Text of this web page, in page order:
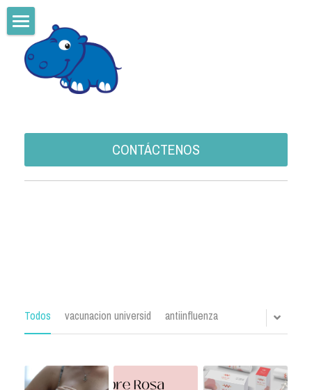
CONTÁCTENOS
Home
VACUNACION OCUPACIONAL
DIGA NO AL CANCER
Ingresar/Registrarse
Todos vacunacion universid antiinfluenza